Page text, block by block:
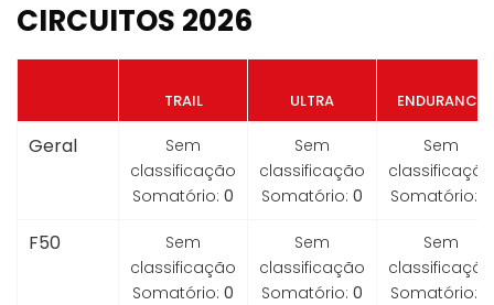
CIRCUITOS 2026
TRAIL ULTRA ENDURANCE
Geral
Sem
classificação
Somatório: 0
Sem
classificação
Somatório: 0
Sem
classificação
Somatório:
F50
Sem
classificação
Somatório: 0
Sem
classificação
Somatório: 0
Sem
classificação
Somatório: